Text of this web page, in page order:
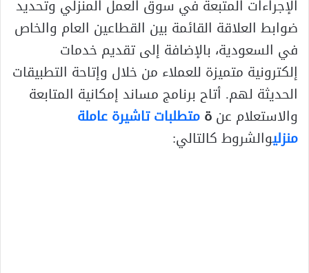
الإجراءات المتبعة في سوق العمل المنزلي وتحديد
ضوابط العلاقة القائمة بين القطاعين العام والخاص
في السعودية، بالإضافة إلى تقديم خدمات
إلكترونية متميزة للعملاء من خلال وإتاحة التطبيقات
الحديثة لهم. أتاح برنامج مساند إمكانية المتابعة
والاستعلام عنةمتطلبات تاشيرة عاملة
منزليوالشروط كالتالي: